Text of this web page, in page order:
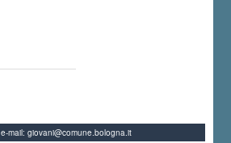
e-mail: giovani@comune.bologna.it